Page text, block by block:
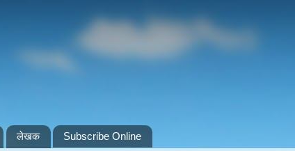
लेखक Subscribe Online